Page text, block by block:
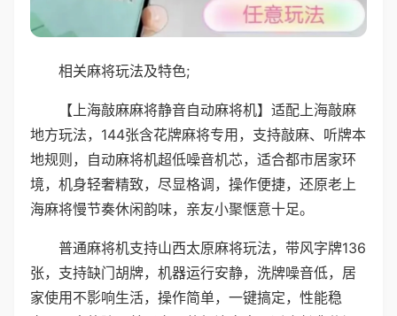
相关麻将玩法及特色;
【上海敲麻麻将静音自动麻将机】适配上海敲麻
地方玩法，144张含花牌麻将专用，支持敲麻、听牌本
地规则，自动麻将机超低噪音机芯，适合都市居家环
境，机身轻奢精致，尽显格调，操作便捷，还原老上
海麻将慢节奏休闲韵味，亲友小聚惬意十足。
普通麻将机支持山西太原麻将玩法，带风字牌136
张，支持缺门胡牌，机器运行安静，洗牌噪音低，居
家使用不影响生活，操作简单，一键搞定，性能稳